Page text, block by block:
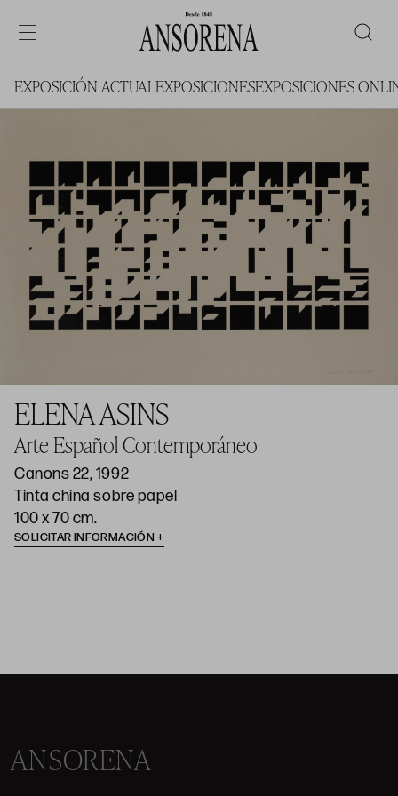
EXPOSICIÓN ACTUALEXPOSICIONESEXPOSICIONES
ELENA ASINS
Arte Español Contemporáneo
Canons 22, 1992
Tinta china sobre papel
100 x 70 cm.
SOLICITAR INFORMACIÓN
ANSORENA